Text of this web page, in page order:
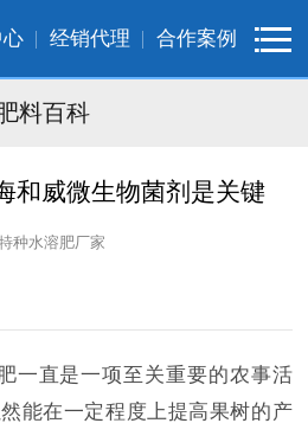
经销代理 合作案例
料百科
和威微生物菌剂是关键
种水溶肥厂家
一直是一项至关重要的农事活
能在一定程度上提高果树的产